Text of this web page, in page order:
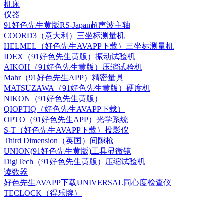
机床
仪器
91好色先生黄版RS-Japan超声波主轴
COORD3（意大利）三坐标测量机
HELMEL（好色先生AVAPP下载）三坐标测量机
IDEX（91好色先生黄版）振动试验机
AIKOH（91好色先生黄版）压缩试验机
Mahr（91好色先生APP）精密量具
MATSUZAWA（91好色先生黄版）硬度机
NIKON（91好色先生黄版）
QIOPTIQ（好色先生AVAPP下载）
OPTO（91好色先生APP）光学系统
S-T（好色先生AVAPP下载）投影仪
Third Dimension（英国）间隙枪
UNION(91好色先生黄版)工具显微镜
DigiTech（91好色先生黄版）压缩试验机
读数器
好色先生AVAPP下载UNIVERSAL同心度检查仪
TECLOCK（得乐牌）